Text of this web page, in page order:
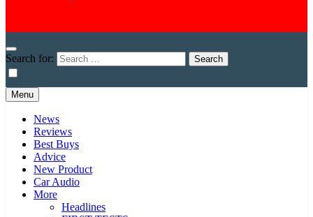
Search for:
Menu
News
Reviews
Best Buys
Advice
New Product
Car Audio
More
Headlines